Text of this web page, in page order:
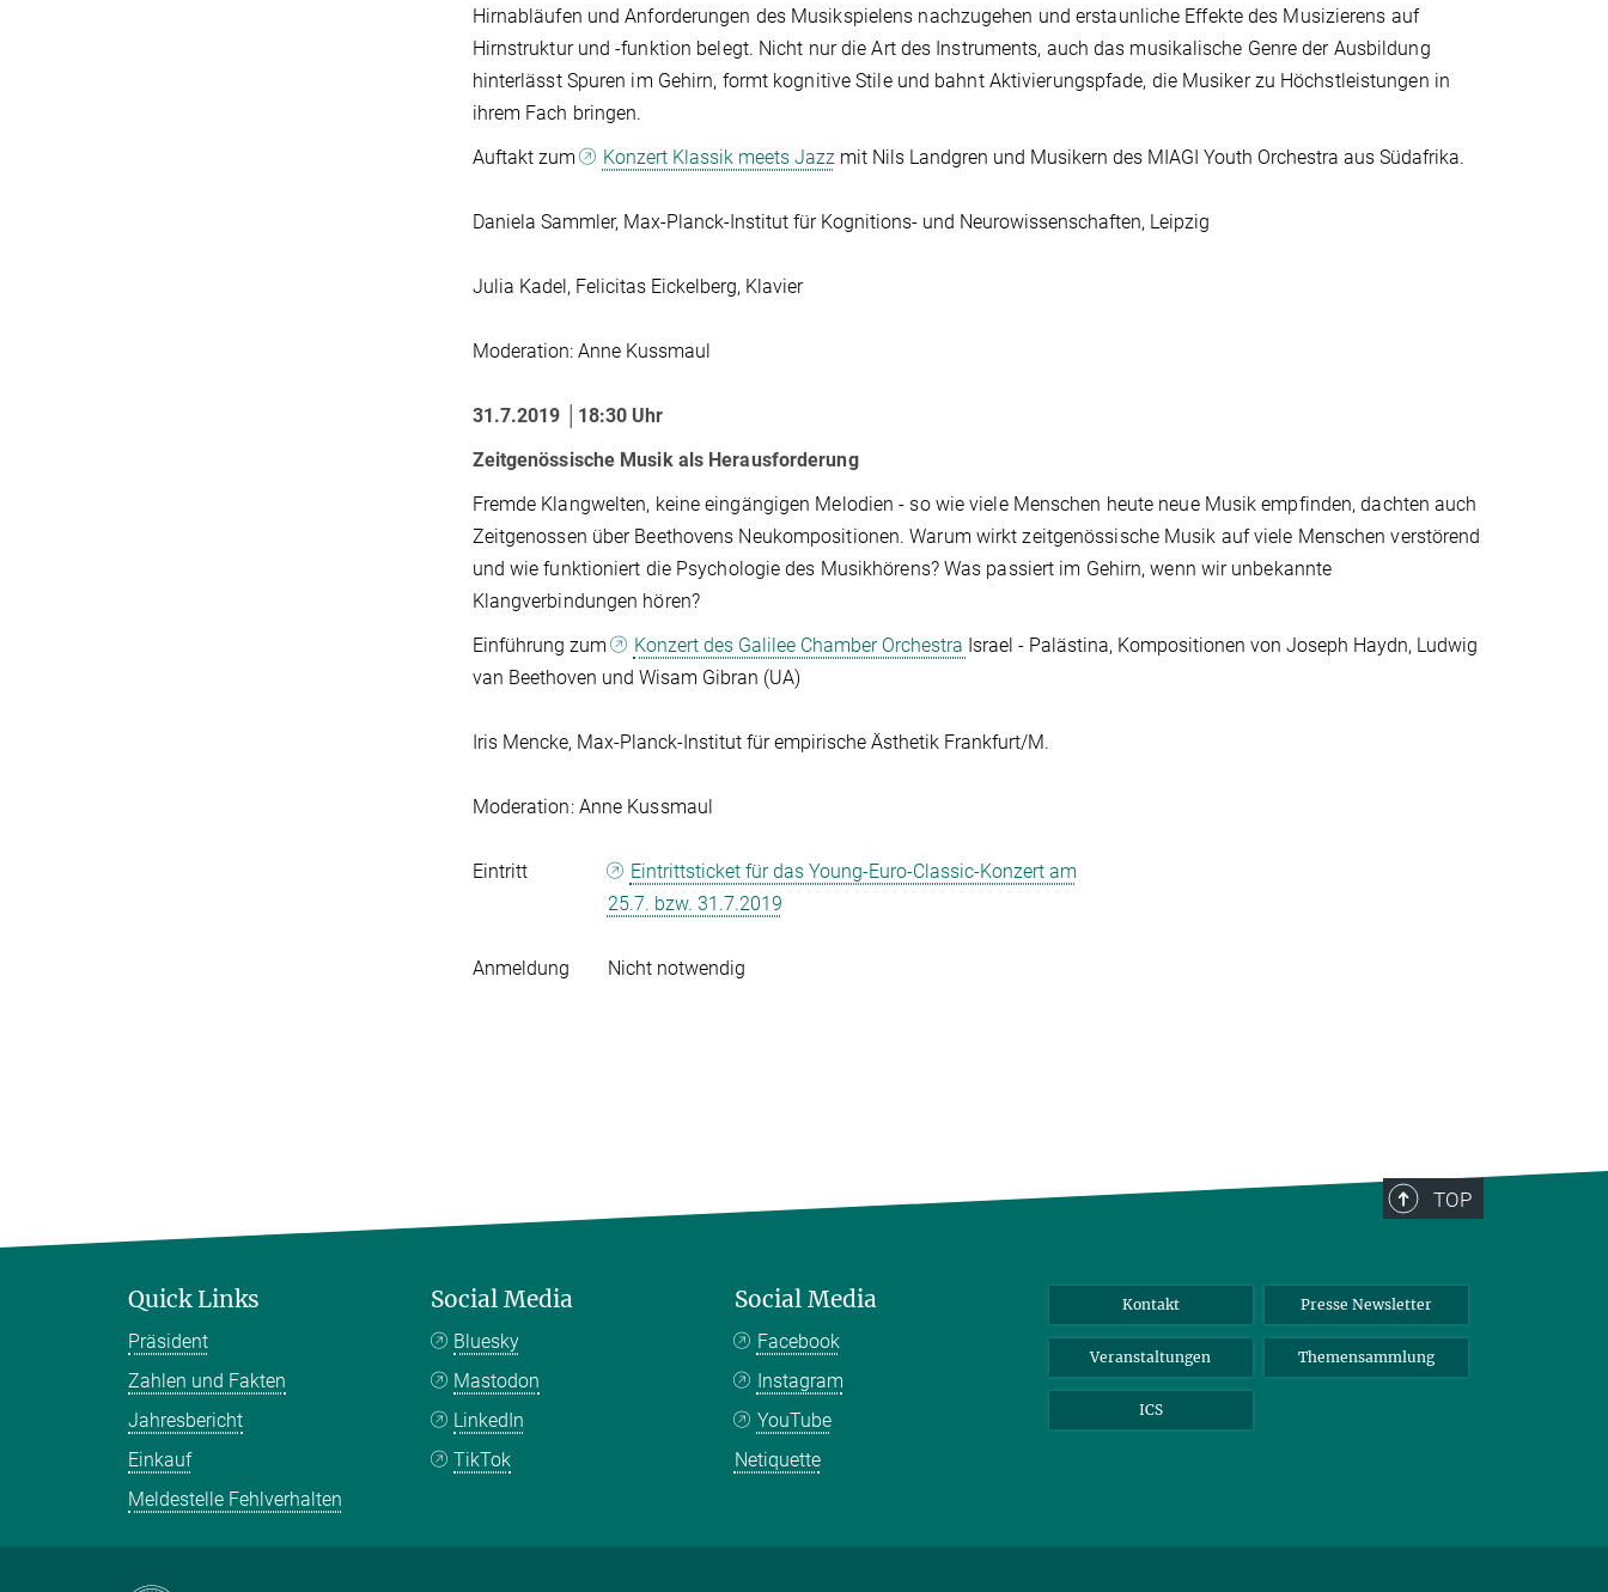
Hirnabläufen und Anforderungen des Musikspielens nachzugehen und erstaunliche Effekte des Musizierens auf
Hirnstruktur und -funktion belegt. Nicht nur die Art des Instruments, auch das musikalische Genre der Ausbildung
hinterlässt Spuren im Gehirn, formt kognitive Stile und bahnt Aktivierungspfade, die Musiker zu Höchstleistungen in
ihrem Fach bringen.
Auftakt zum
Konzert Klassik meets Jazzmit Nils Landgren und Musikern des MIAGI Youth Orchestra aus Südafrika.
Daniela Sammler, Max-Planck-Institut für Kognitions- und Neurowissenschaften, Leipzig
Julia Kadel, Felicitas Eickelberg, Klavier
Moderation: Anne Kussmaul
31.7.2019 │18:30 Uhr
Zeitgenössische Musik als Herausforderung
Fremde Klangwelten, keine eingängigen Melodien - so wie viele Menschen heute neue Musik empfinden, dachten auch
Zeitgenossen über Beethovens Neukompositionen. Warum wirkt zeitgenössische Musik auf viele Menschen verstörend
und wie funktioniert die Psychologie des Musikhörens? Was passiert im Gehirn, wenn wir unbekannte
Klangverbindungen hören?
Einführung zum
Konzert des Galilee Chamber Orchestra Israel - Palästina, Kompositionen von Joseph Haydn, Ludwig
van Beethoven und Wisam Gibran (UA)
Iris Mencke, Max-Planck-Institut für empirische Ästhetik Frankfurt/M.
Moderation: Anne Kussmaul
Eintritt
Eintrittsticket für das Young-Euro-Classic-Konzert am
25.7. bzw. 31.7.2019
Anmeldung Nicht notwendig
TOP
Quick Links
Präsident
Zahlen und Fakten
Jahresbericht
Einkauf
Meldestelle Fehlverhalten
Social Media
Bluesky
Mastodon
LinkedIn
TikTok
Social Media
Facebook
Instagram
YouTube
Netiquette
Kontakt Presse Newsletter
Veranstaltungen Themensammlung
ICS